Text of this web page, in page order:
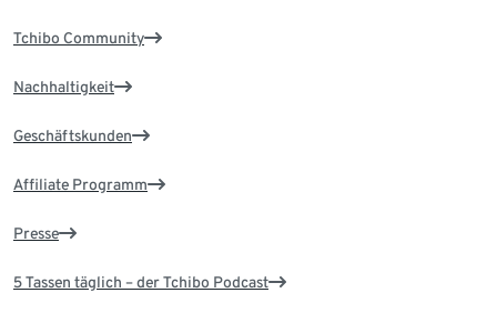
Tchibo Community
Nachhaltigkeit
Geschäftskunden
Affiliate Programm
Presse
5 Tassen täglich – der Tchibo Podcast